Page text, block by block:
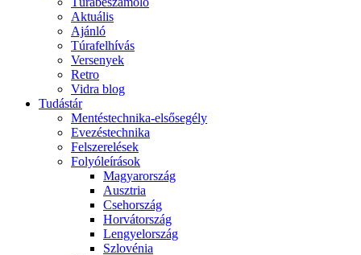
Aktuális
Ajánló
Túrafelhívás
Versenyek
Retro
Vidra blog
Tudástár
Mentéstechnika-elsősegély
Evezéstechnika
Felszerelések
Folyóleírások
Magyarország
Ausztria
Csehország
Horvátország
Lengyelország
Szlovénia